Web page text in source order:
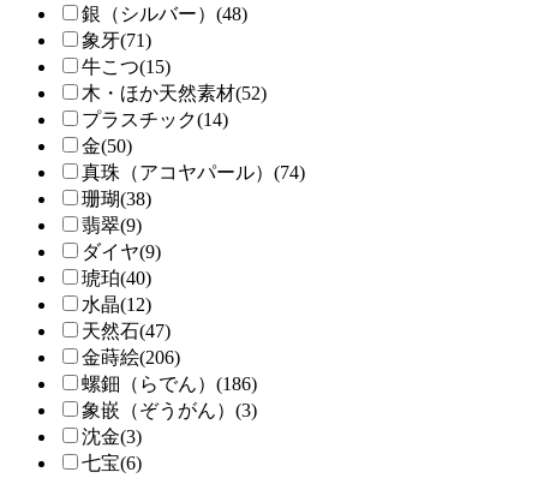
銀（シルバー）(48)
象牙(71)
牛こつ(15)
木・ほか天然素材(52)
プラスチック(14)
金(50)
真珠（アコヤパール）(74)
珊瑚(38)
翡翠(9)
ダイヤ(9)
琥珀(40)
水晶(12)
天然石(47)
金蒔絵(206)
螺鈿（らでん）(186)
象嵌（ぞうがん）(3)
沈金(3)
七宝(6)